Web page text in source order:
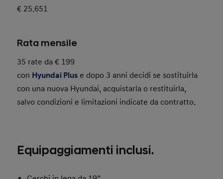
€ 25.651
Rata mensile
35 rate da € 199
con Hyundai Plus e dopo 3 anni decidi se sostituirla
con una nuova Hyundai, acquistarla o restituirla,
salvo condizioni e limitazioni indicate da contratto.
Equipaggiamenti inclusi.